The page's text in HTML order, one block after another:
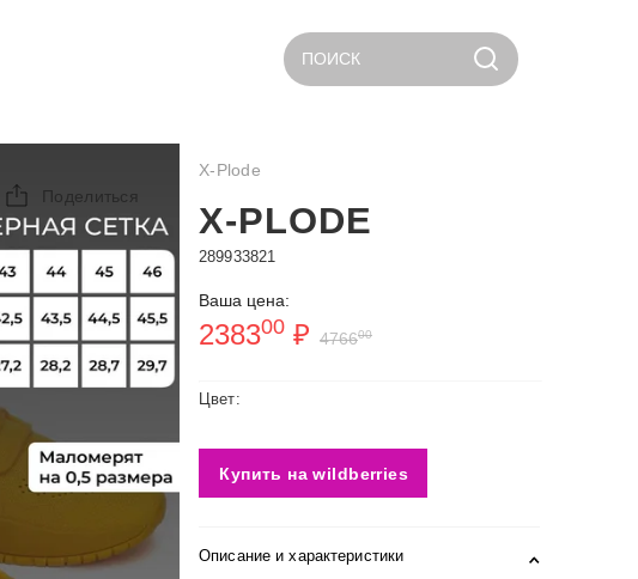
ПОИСК
Поделиться
X-Plode
X-PLODE
289933821
Ваша цена:
238300 ₽ 476600
Цвет:
Купить на wildberries
Описание и характеристики